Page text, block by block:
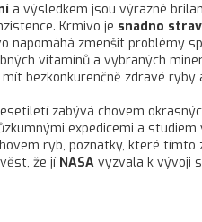
a výsledkem jsou výrazné
Krmivo je snadno
zmenšit problémy
vitamínů a vybraných
mít bezkonkurenčně zdravé
zabývá chovem
expedicemi a
ryb, poznatky, které
že jí NASA vyzvala k vývoji